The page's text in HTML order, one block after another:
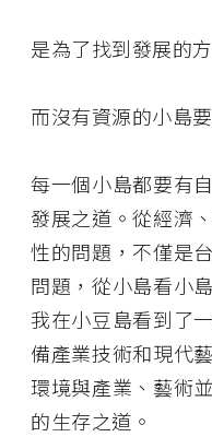
是為了找到發展的
而沒有資源的小島
每一個小島都要有
發展之道。從經濟
性的問題，不僅是
問題，從小島看小
我在小豆島看到了
備產業技術和現代
環境與產業、藝術
的生存之道。